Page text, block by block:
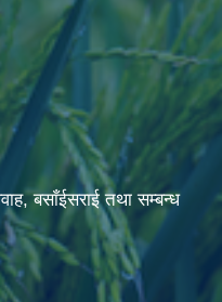
बसाँईसराई तथा सम्बन्ध